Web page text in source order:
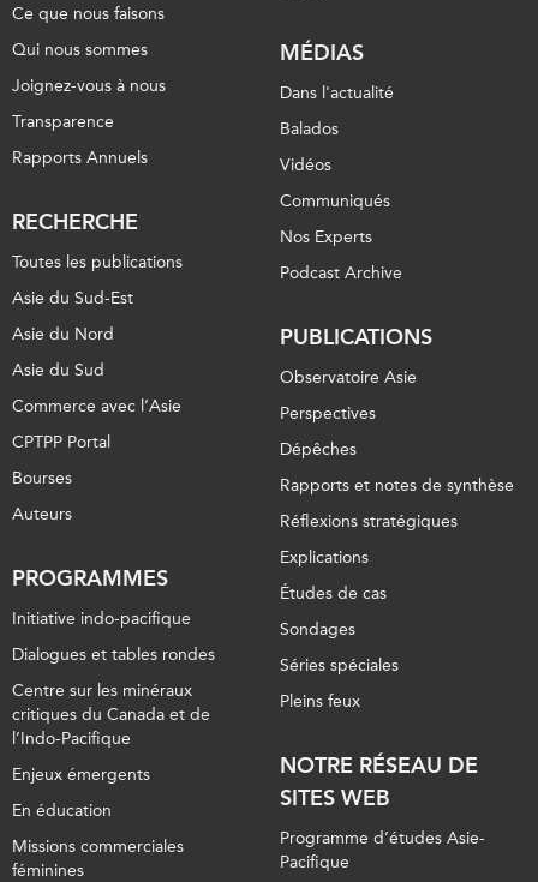
Ce que nous faisons
Qui nous sommes
Joignez-vous à nous
Transparence
Rapports Annuels
RECHERCHE
Toutes les publications
Asie du Sud-Est
Asie du Nord
Asie du Sud
Commerce avec l’Asie
CPTPP Portal
Bourses
Auteurs
PROGRAMMES
Initiative indo-pacifique
Dialogues et tables rondes
Centre sur les minéraux
critiques du Canada et de
l’Indo-Pacifique
Enjeux émergents
En éducation
Missions commerciales
féminines
MÉDIAS
Dans l'actualité
Balados
Vidéos
Communiqués
Nos Experts
Podcast Archive
PUBLICATIONS
Observatoire Asie
Perspectives
Dépêches
Rapports et notes de synthèse
Réflexions stratégiques
Explications
Études de cas
Sondages
Séries spéciales
Pleins feux
NOTRE RÉSEAU DE
SITES WEB
Programme d’études Asie-
Pacifique